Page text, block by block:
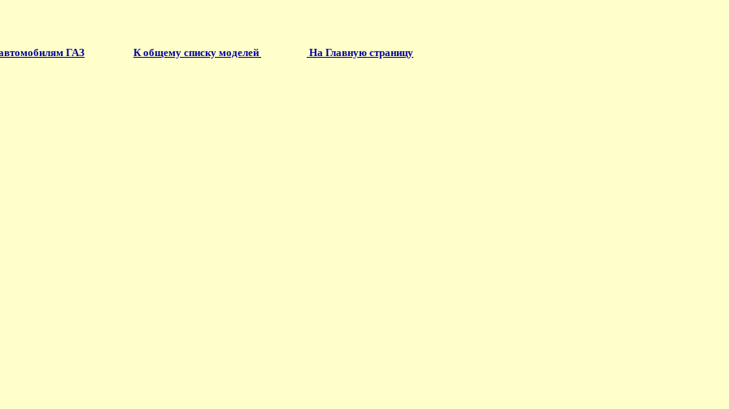
ГАЗ К общему списку моделей На Главную страницу